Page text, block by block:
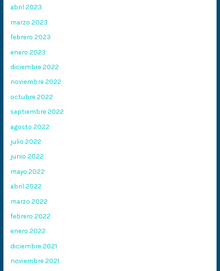
abril 2023
marzo 2023
febrero 2023
enero 2023
diciembre 2022
noviembre 2022
octubre 2022
septiembre 2022
agosto 2022
julio 2022
junio 2022
mayo 2022
abril 2022
marzo 2022
febrero 2022
enero 2022
diciembre 2021
noviembre 2021